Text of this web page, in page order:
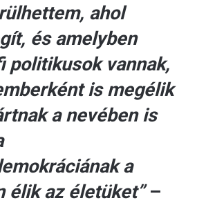
ahol
és amelyben
politikusok vannak,
is megélik
a nevében is
a
élik az életüket”–